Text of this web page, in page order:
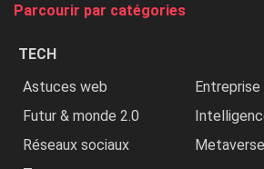
Parcourir par catégories
TECH
Astuces web
Entreprise
Futur & monde 2.0
Réseaux sociaux
Metaverse